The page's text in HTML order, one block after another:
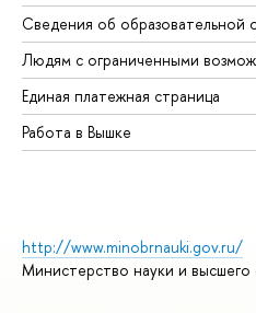
Сведения об образовательной
Людям с ограниченными
Единая платежная страница
Работа в Вышке
http://www.minobrnauki.gov.ru/
Министерство науки и высшего